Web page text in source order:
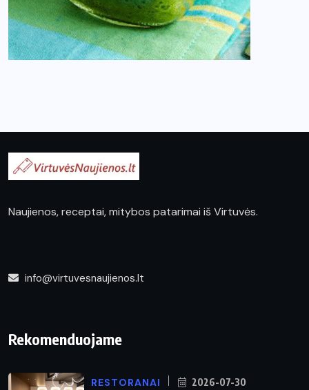
Naujienos, receptai, mitybos patarimai iš Virtuvės.
info@virtuvesnaujienos.lt
Rekomenduojame
RESTORANAI 2026-07-30